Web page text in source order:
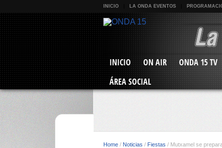
INICIO LA ONDA EVENTOS
INICIO ON AIR ONDA 15 TV
ÁREA SOCIAL
Home / Noticias / Fiestas / Mutxamel se